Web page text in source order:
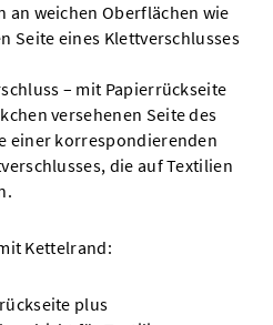
an weichen Oberflächen wie
Seite eines Klettverschlusses
– mit Papierrückseite
versehenen Seite des
einer korrespondierenden
die auf Textilien
Kettelrand:
plus